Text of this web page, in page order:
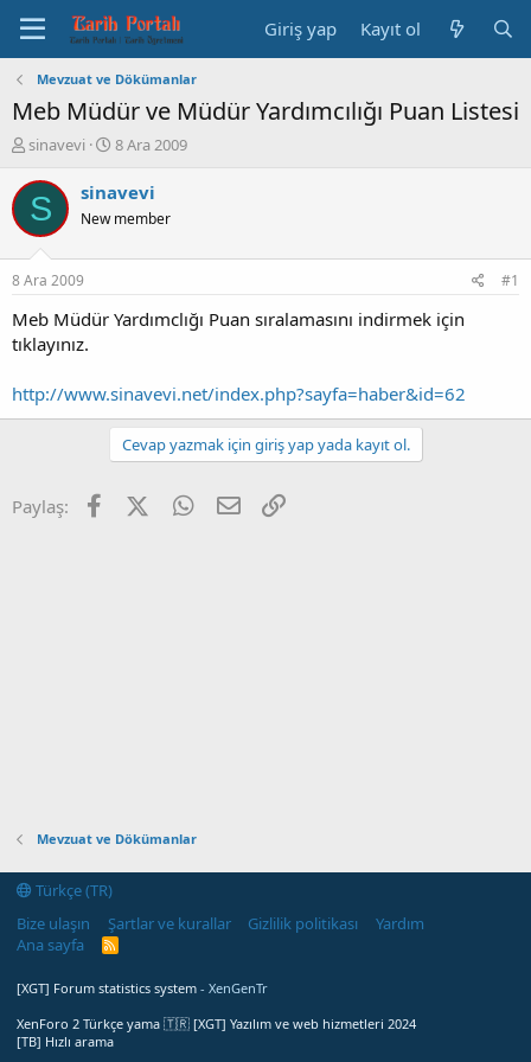
Giriş yap Kayıt ol
Mevzuat ve Dökümanlar
Meb Müdür ve Müdür Yardımcılığı Puan Listesi
K
n
b
u
u
b
a
ş
l
t
a
sinavevi
B
ş
a
ç
i
h
8 Ara 2009
S sinavevi
New member
8 Ara 2009 #1
Meb Müdür Yardımclığı Puan sıralamasını indirmek için
tıklayınız.
http://www.sinavevi.net/index.php?sayfa=haber&id=62
Cevap yazmak için giriş yap yada kayıt ol.
Paylaş: FacebookX (Twitter)WhatsApp
E-posta
Mevzuat ve Dökümanlar
Türkçe (TR)
Bize ulaşın
Şartlar ve kurallar Gizlilik politikası
Yardım
Ana sayfa
R
[XGT] Forum statistics system - XenGenTr
XenForo 2 Türkçe yama 🇹🇷 [XGT] Yazılım ve web hizmetleri 2024
[TB] Hızlı arama